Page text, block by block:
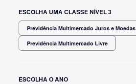
ESCOLHA UMA CLASSE NÍVEL 3
Previdência Multimercado Juros e Moedas
Previdência Multimercado Livre
ESCOLHA O ANO